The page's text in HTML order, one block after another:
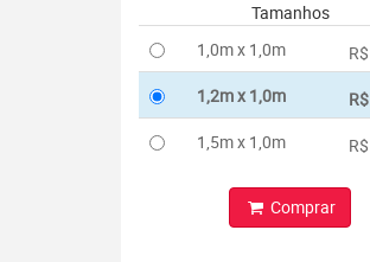
Tamanhos
1,0m x 1,0m
R$
1,2m x 1,0m R$
1,5m x 1,0m R$
Comprar